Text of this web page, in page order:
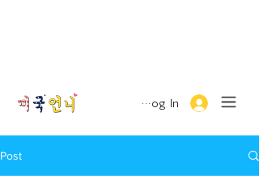
Log In
Post